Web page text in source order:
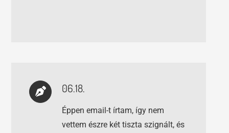
06.18.
Éppen email-t írtam, így nem
vettem észre két tiszta szignált, és